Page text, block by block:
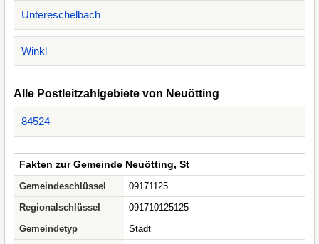
Untereschelbach
Winkl
Alle Postleitzahlgebiete von Neuötting
84524
Fakten zur Gemeinde Neuötting, St
Gemeindeschlüssel
09171125
Regionalschlüssel
091710125125
Gemeindetyp
Stadt